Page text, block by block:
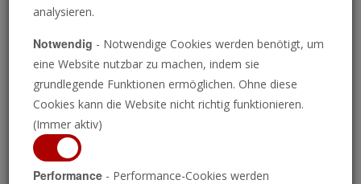
Erhalten Sie wichtige Analysen, Kommentare und Nachrichten
Programm ansehen
analysieren.
Notwendig - Notwendige Cookies werden benötigt, um
eine Website nutzbar zu machen, indem sie
grundlegende Funktionen ermöglichen. Ohne diese
Cookies kann die Website nicht richtig funktionieren.
(Immer aktiv)
Performance - Performance-Cookies werden